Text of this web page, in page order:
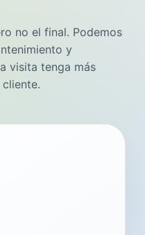
no el final. Podemos
y
visita tenga más